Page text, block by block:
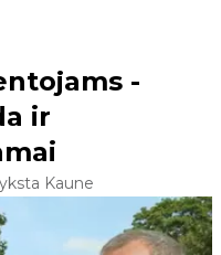
-
ir
Kaune